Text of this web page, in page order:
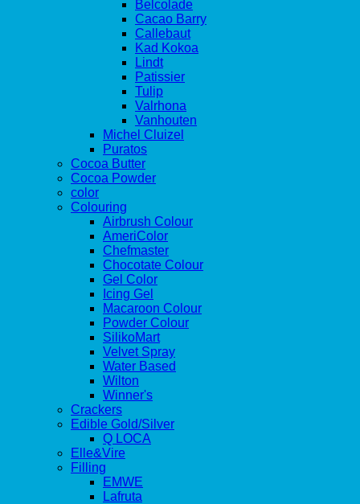
Belcolade
Cacao Barry
Callebaut
Kad Kokoa
Lindt
Patissier
Tulip
Valrhona
Vanhouten
Michel Cluizel
Puratos
Cocoa Butter
Cocoa Powder
color
Colouring
Airbrush Colour
AmeriColor
Chefmaster
Chocotate Colour
Gel Color
Icing Gel
Macaroon Colour
Powder Colour
SilikoMart
Velvet Spray
Water Based
Wilton
Winner's
Crackers
Edible Gold/Silver
Q LOCA
Elle&Vire
Filling
EMWE
Lafruta